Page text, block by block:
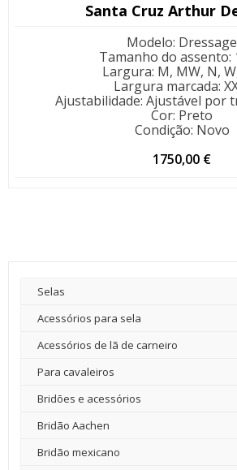
Santa Cruz Arthur
Modelo: Dressage
Tamanho do assento:
Largura: M, MW, N,
Largura marcada:
Ajustabilidade: Ajustável por
Cor: Preto
Condição: Novo
1750,00 €
Selas
Acessórios para sela
Acessórios de lã de carneiro
Para cavaleiros
Bridões e acessórios
Bridão Aachen
Bridão mexicano